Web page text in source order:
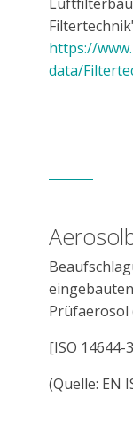
https://
data/
Prüfaerosol
[ISO 14644-
(Quelle: EN